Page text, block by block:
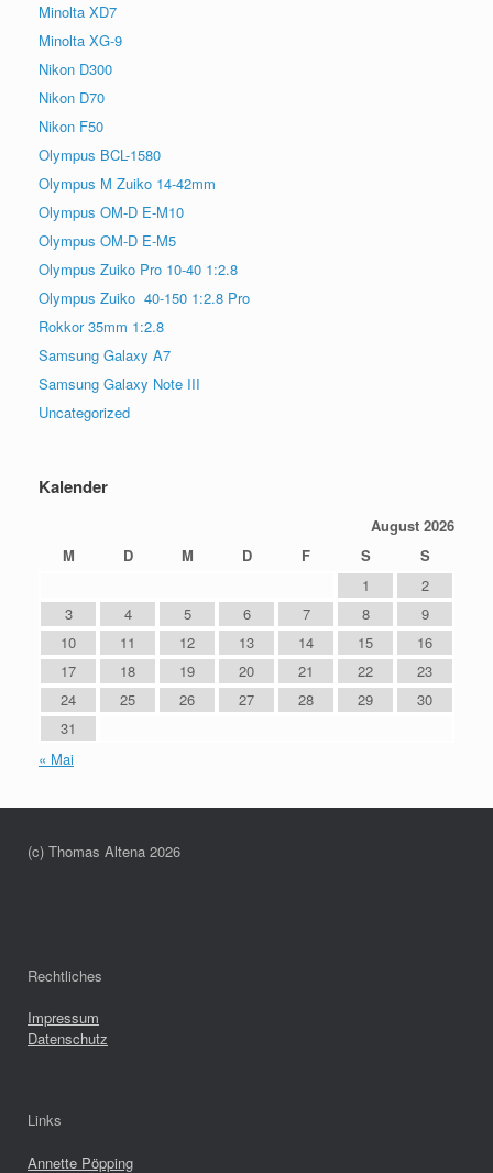
Minolta XD7
Minolta XG-9
Nikon D300
Nikon D70
Nikon F50
Olympus BCL-1580
Olympus M Zuiko 14-42mm
Olympus OM-D E-M10
Olympus OM-D E-M5
Olympus Zuiko Pro 10-40 1:2.8
Olympus Zuiko 40-150 1:2.8 Pro
Rokkor 35mm 1:2.8
Samsung Galaxy A7
Samsung Galaxy Note III
Uncategorized
Kalender
August 2026
M
D M D F S
S
1
2
3
4 5 6 7 8
9
10
11 12 13 14 15
16
17
18 19 20 21 22
23
24
25 26 27 28 29
30
31
« Mai
(c) Thomas Altena 2026
Rechtliches
Impressum
Datenschutz
Links
Annette Pöpping